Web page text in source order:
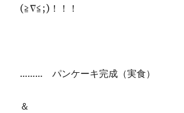
(≧∇≦;)！！！
……… パンケーキ完成（実食）
＆